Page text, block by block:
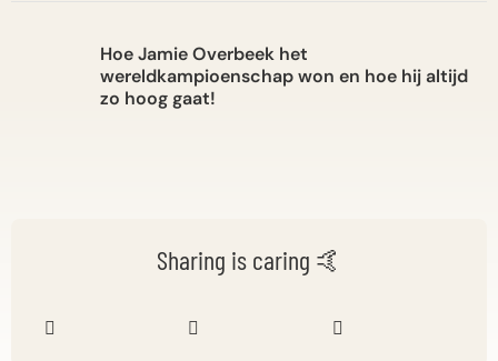
Hoe Jamie Overbeek het
wereldkampioenschap won en hoe hij altijd
zo hoog gaat!
Sharing is caring 🤙